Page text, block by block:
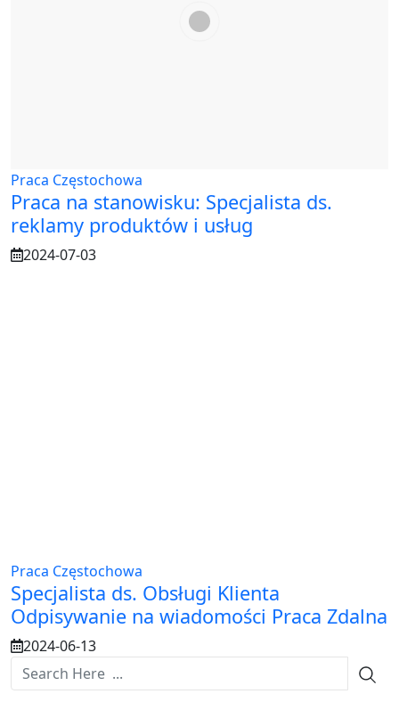
Praca Częstochowa
Praca na stanowisku: Specjalista ds.
reklamy produktów i usług
2024-07-03
Praca Częstochowa
Specjalista ds. Obsługi Klienta
Odpisywanie na wiadomości Praca Zdalna
2024-06-13